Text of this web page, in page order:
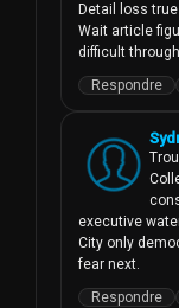
Detail loss
Wait article
difficult
Respondre
executive
City only
fear next.
Respondre